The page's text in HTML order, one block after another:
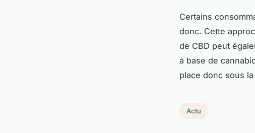
Certains
donc. Cette
de CBD peut
à base de
place donc sous
Actu